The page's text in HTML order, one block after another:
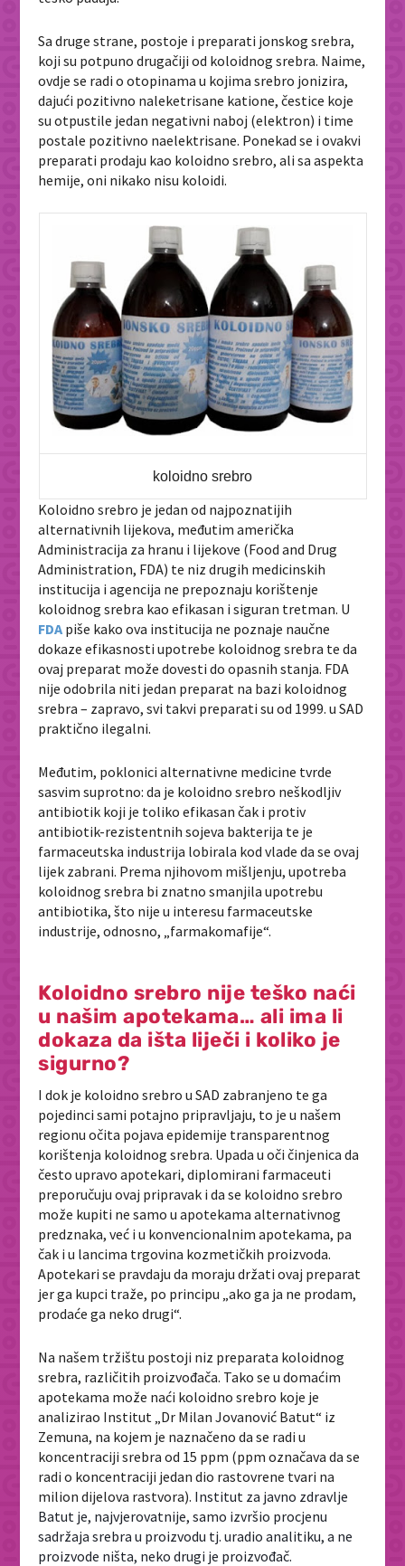
Sa druge strane, postoje i preparati jonskog srebra,
koji su potpuno drugačiji od koloidnog srebra. Naime,
ovdje se radi o otopinama u kojima srebro jonizira,
dajući pozitivno naleketrisane katione, čestice koje
su otpustile jedan negativni naboj (elektron) i time
postale pozitivno naelektrisane. Ponekad se i ovakvi
preparati prodaju kao koloidno srebro, ali sa aspekta
hemije, oni nikako nisu koloidi.
koloidno srebro
Koloidno srebro je jedan od najpoznatijih
alternativnih lijekova, međutim američka
Administracija za hranu i lijekove (Food and Drug
Administration, FDA) te niz drugih medicinskih
institucija i agencija ne prepoznaju korištenje
koloidnog srebra kao efikasan i siguran tretman. U
FDA piše kako ova institucija ne poznaje naučne
dokaze efikasnosti upotrebe koloidnog srebra te da
ovaj preparat može dovesti do opasnih stanja. FDA
nije odobrila niti jedan preparat na bazi koloidnog
srebra – zapravo, svi takvi preparati su od 1999. u SAD
praktično ilegalni.
Međutim, poklonici alternativne medicine tvrde
sasvim suprotno: da je koloidno srebro neškodljiv
antibiotik koji je toliko efikasan čak i protiv
antibiotik-rezistentnih sojeva bakterija te je
farmaceutska industrija lobirala kod vlade da se ovaj
lijek zabrani. Prema njihovom mišljenju, upotreba
koloidnog srebra bi znatno smanjila upotrebu
antibiotika, što nije u interesu farmaceutske
industrije, odnosno, „farmakomafije“.
Koloidno srebro nije teško naći
u našim apotekama… ali ima li
dokaza da išta liječi i koliko je
sigurno?
I dok je koloidno srebro u SAD zabranjeno te ga
pojedinci sami potajno pripravljaju, to je u našem
regionu očita pojava epidemije transparentnog
korištenja koloidnog srebra. Upada u oči činjenica da
često upravo apotekari, diplomirani farmaceuti
preporučuju ovaj pripravak i da se koloidno srebro
može kupiti ne samo u apotekama alternativnog
predznaka, već i u konvencionalnim apotekama, pa
čak i u lancima trgovina kozmetičkih proizvoda.
Apotekari se pravdaju da moraju držati ovaj preparat
jer ga kupci traže, po principu „ako ga ja ne prodam,
prodaće ga neko drugi“.
Na našem tržištu postoji niz preparata koloidnog
srebra, različitih proizvođača. Tako se u domaćim
apotekama može naći koloidno srebro koje je
analizirao Institut „Dr Milan Jovanović Batut“ iz
Zemuna, na kojem je naznačeno da se radi u
koncentraciji srebra od 15 ppm (ppm označava da se
radi o koncentraciji jedan dio rastovrene tvari na
milion dijelova rastvora). Institut za javno zdravlje
Batut je, najvjerovatnije, samo izvršio procjenu
sadržaja srebra u proizvodu tj. uradio analitiku, a ne
proizvode ništa, neko drugi je proizvođač.